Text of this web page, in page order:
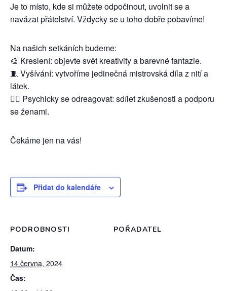
Je to místo, kde si můžete odpočinout, uvolnit se a
navázat přátelství. Vždycky se u toho dobře pobavíme!
Na našich setkáních budeme:
🎨 Kreslení: objevte svět kreativity a barevné fantazie.
🧵 Vyšívání: vytvoříme jedinečná mistrovská díla z nití a
látek.
💆‍♀️ Psychicky se odreagovat: sdílet zkušenosti a podporu
se ženami.
Čekáme jen na vás!
Přidat do kalendáře
PODROBNOSTI
Datum:
14 června, 2024
Čas:
POŘADATEL